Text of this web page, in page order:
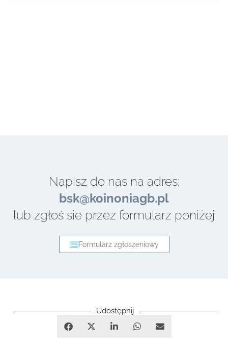
Napisz do nas na adres:
bsk@koinoniagb.pl
lub zgłoś sie przez formularz poniżej
Formularz zgłoszeniowy
Udostępnij